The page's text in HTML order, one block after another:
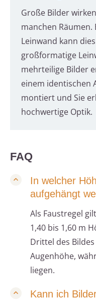
Große Bilder
manchen
Leinwand kann
großformatige
mehrteilige Bilder
einem identischen
montiert und Sie
hochwertige Optik.
FAQ
In welcher
aufgehängt
Als Faustregel
1,40 bis 1,60 m
Drittel des
Augenhöhe,
liegen.
Kann ich